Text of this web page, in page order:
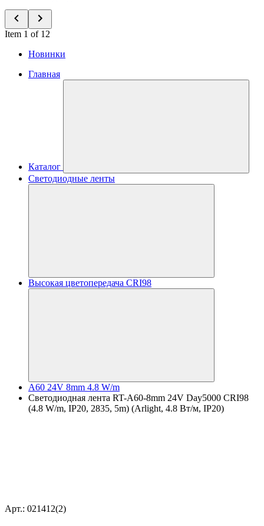
Item 1 of 12
Новинки
Главная
Каталог
Светодиодные ленты
Высокая цветопередача CRI98
A60 24V 8mm 4.8 W/m
Светодиодная лента RT-A60-8mm 24V Day5000 CRI98
(4.8 W/m, IP20, 2835, 5m) (Arlight, 4.8 Вт/м, IP20)
Арт.: 021412(2)